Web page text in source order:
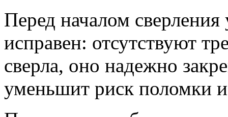
Перед началом сверления
исправен: отсутствуют
сверла, оно надежно
уменьшит риск поломки